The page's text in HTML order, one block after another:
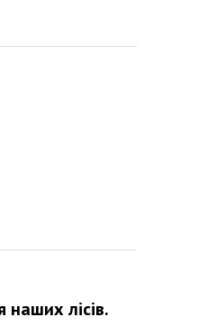
лісів.